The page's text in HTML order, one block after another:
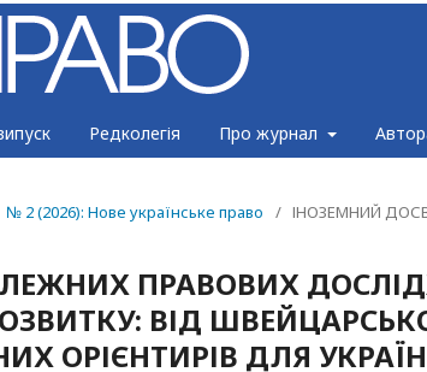
Редколегія Про журнал
№ 2 (2026): Нове українське право / ІНОЗЕМНИЙ
ПРАВОВИХ
ВІД
ОРІЄНТИРІВ ДЛЯ